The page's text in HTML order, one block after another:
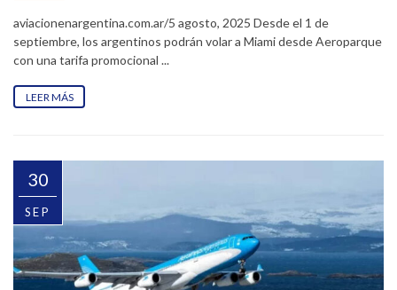
aviacionenargentina.com.ar/5 agosto, 2025 Desde el 1 de
septiembre, los argentinos podrán volar a Miami desde Aeroparque
con una tarifa promocional ...
LEER MÁS
30
SEP